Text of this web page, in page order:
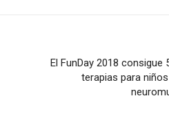
El FunDay 2018
terapias para